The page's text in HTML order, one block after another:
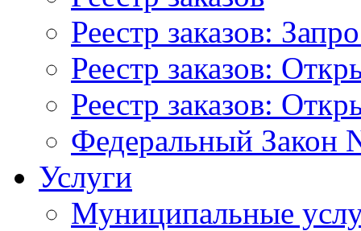
Реестр заказов:
Реестр заказов:
Реестр заказов:
Федеральный Закон
Услуги
Муниципальные